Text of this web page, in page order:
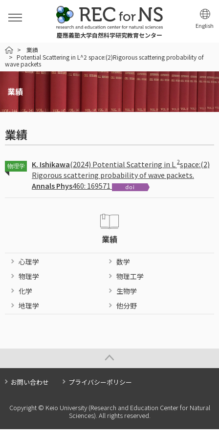
慶應義塾大学自然科学研究教育センター
English
HOME業績
Potential Scattering in L^2 space:(2)Rigorous scattering probability of
wave packets
業績
業績
物理学 K. Ishikawa(2024) Potential Scattering in L 2space:(2)
Rigorous scattering probability of wave packets.
Annals Phys460: 169571
業績
心理学
数学
物理学
物理工学
化学
生物学
地理学
他分野
お問い合わせ プライバシーポリシー
Copyright © Keio University (Research and Education Center for Natural
Sciences). All rights reserved.